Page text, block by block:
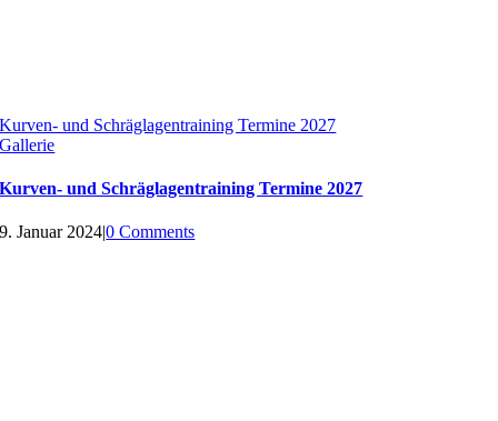
Kurven- und Schräglagentraining Termine 2027
Gallerie
Kurven- und Schräglagentraining Termine 2027
9. Januar 2024|0 Comments